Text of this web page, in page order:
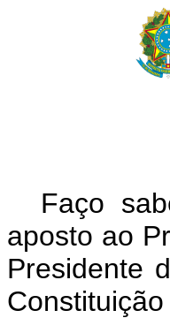
Faço
aposto ao
Presidente